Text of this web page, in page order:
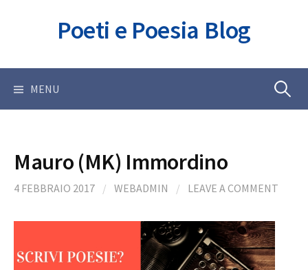
Poeti e Poesia Blog
MENU Ricerca
Mauro (MK) Immordino
4 FEBBRAIO 2017 / WEBADMIN / LEAVE A COMMENT